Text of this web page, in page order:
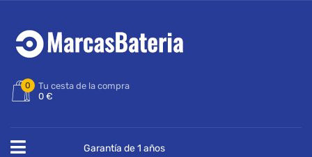
0
Tu cesta de la compra
0 €
Garantía de 1 años